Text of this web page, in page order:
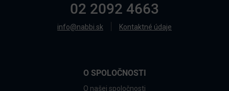
02 2092 4663
info@nabbi.sk Kontaktné údaje
O SPOLOČNOSTI
O našej spoločnosti